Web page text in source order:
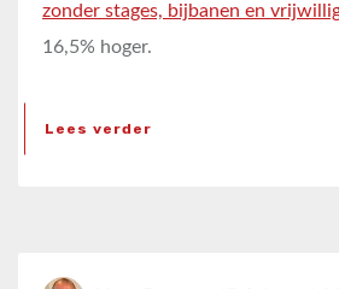
zonder stages, bijbanen en
16,5% hoger.
Lees verder